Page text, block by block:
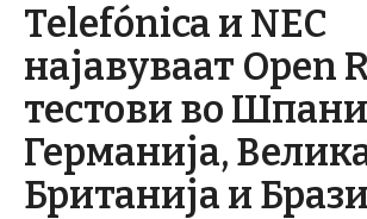
Telefónica и NEC
најавуваат Open
тестови во
Германија,
Британија и